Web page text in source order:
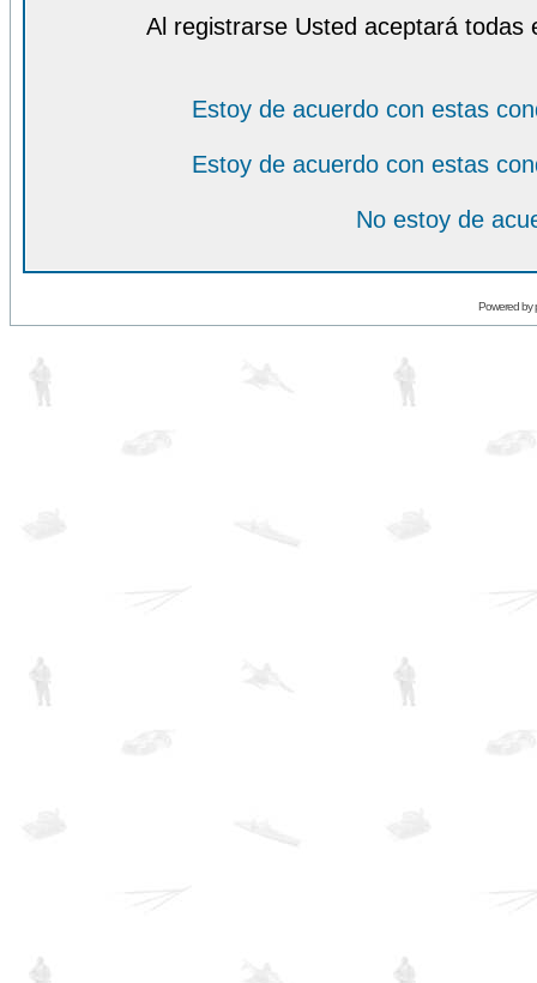
Al registrarse Usted aceptará todas
Estoy de acuerdo con estas
Estoy de acuerdo con estas
No estoy de
Powered by